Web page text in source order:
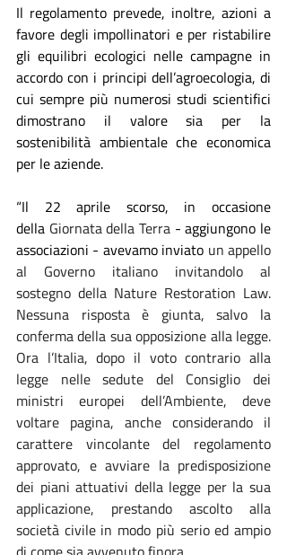
Il regolamento prevede, inoltre, azioni a
favore degli impollinatori e per ristabilire
gli equilibri ecologici nelle campagne in
accordo con i principi dell’agroecologia, di
cui sempre più numerosi studi scientifici
dimostrano il valore sia per la
sostenibilità ambientale che economica
per le aziende.
“Il 22 aprile scorso, in occasione
della Giornata della Terra - aggiungono le
associazioni - avevamo inviato un appello
al Governo italiano invitandolo al
sostegno della Nature Restoration Law.
Nessuna risposta è giunta, salvo la
conferma della sua opposizione alla legge.
Ora l’Italia, dopo il voto contrario alla
legge nelle sedute del Consiglio dei
ministri europei dell’Ambiente, deve
voltare pagina, anche considerando il
carattere vincolante del regolamento
approvato, e avviare la predisposizione
dei piani attuativi della legge per la sua
applicazione, prestando ascolto alla
società civile in modo più serio ed ampio